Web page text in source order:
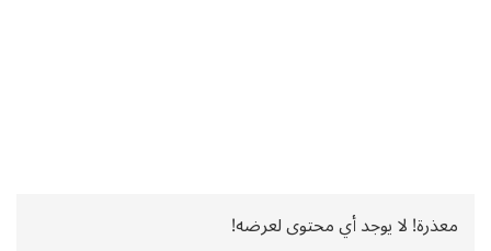
معذرة! لا يوجد أي محتوى لعرضه!